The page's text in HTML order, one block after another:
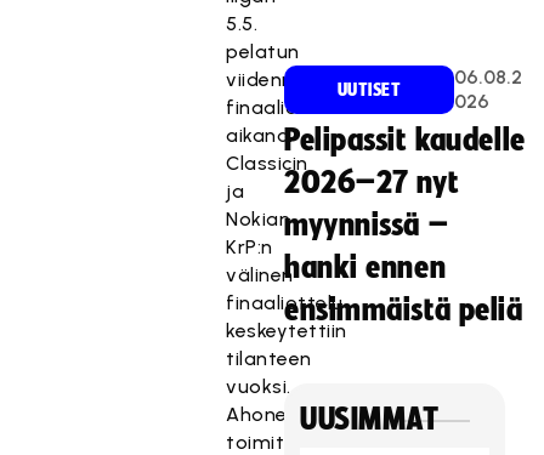
5.5.
pelatun
viidennen
finaaliottelun
aikana.
Classicin
ja
Nokian
KrP:n
välinen
finaaliottelu
keskeytettiin
tilanteen
vuoksi.
Ahonen
toimitettiin
UUTISET
06.08.2
026
Pelipassit kaudelle
2026–27 nyt
myynnissä –
hanki ennen
ensimmäistä peliä
UUSIMMAT